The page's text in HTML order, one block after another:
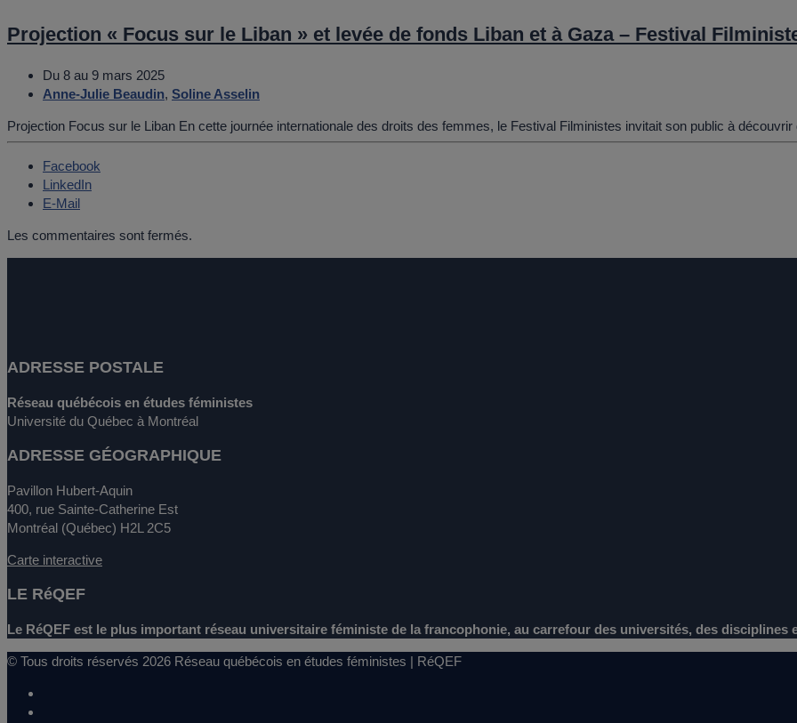
Projection « Focus sur le Liban » et levée de fonds Liban et à Gaza – Festival
Du 8 au 9 mars 2025
Anne-Julie Beaudin, Soline Asselin
Projection Focus sur le Liban En cette journée internationale des droits des femmes, le Festival Filministes invitait son public à
Facebook
LinkedIn
E-Mail
Les commentaires sont fermés.
ADRESSE POSTALE
Réseau québécois en études féministes
Université du Québec à Montréal
ADRESSE GÉOGRAPHIQUE
Pavillon Hubert-Aquin
400, rue Sainte-Catherine Est
Montréal (Québec) H2L 2C5
Carte interactive
LE RéQEF
Le RéQEF est le plus important réseau universitaire féministe de la francophonie, au carrefour des universités, des
© Tous droits réservés 2026 Réseau québécois en études féministes | RéQEF